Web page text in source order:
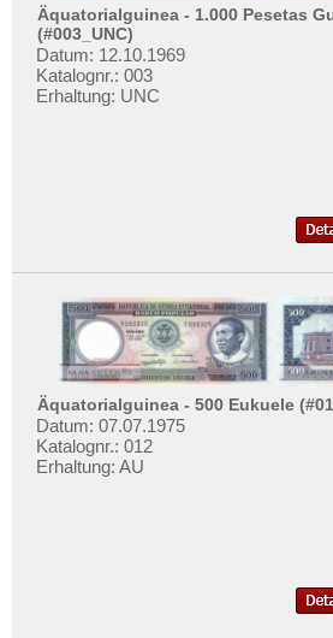
Lesotho
Liberia
Libyen
Mauretanien
Mauritius
Mozambique
Namibia
Niger
Nigeria
Mehr über...
Zahlungsbedingungen
Privatsphäre und Datenschutz
Äquatorialguinea - 1.000 Pesetas
(#003_UNC)
Datum: 12.10.1969
Katalognr.: 003
Erhaltung: UNC
Äquatorialguinea - 500 Eukuele
Datum: 07.07.1975
Katalognr.: 012
Erhaltung: AU